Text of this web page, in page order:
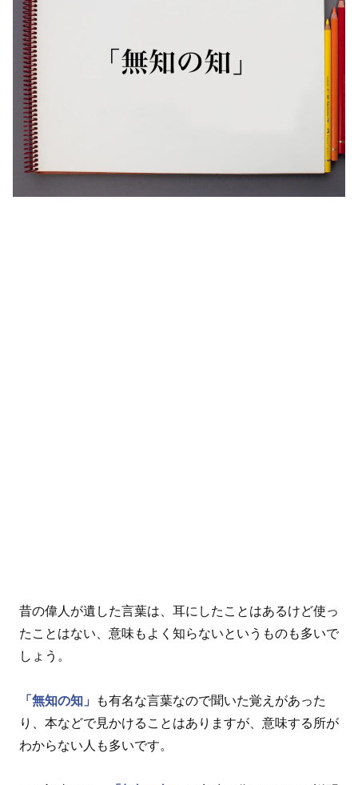
昔の偉人が遺した言葉は、耳にしたことはあるけど使っ
たことはない、意味もよく知らないというものも多いで
しょう。
「無知の知」
も有名な言葉なので聞いた覚えがあった
り、本などで見かけることはありますが、意味する所が
わからない人も多いです。